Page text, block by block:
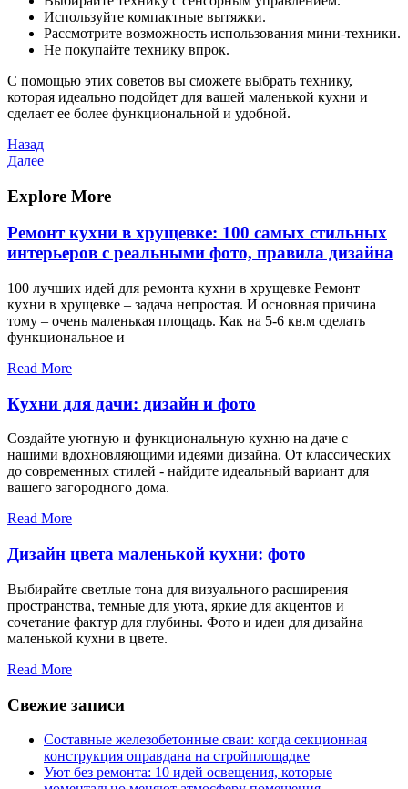
Используйте компактные вытяжки.
Рассмотрите возможность использования мини-техники.
Не покупайте технику впрок.
С помощью этих советов вы сможете выбрать технику,
которая идеально подойдет для вашей маленькой кухни и
сделает ее более функциональной и удобной.
Навигация
по
записям
Предыдущая
запись
Назад
Следующая
Далее
Explore More
Ремонт кухни в хрущевке: 100 самых стильных
интерьеров с реальными фото, правила дизайна
100 лучших идей для ремонта кухни в хрущевке Ремонт
кухни в хрущевке – задача непростая. И основная причина
тому – очень маленькая площадь. Как на 5-6 кв.м сделать
функциональное и
Read More
Кухни для дачи: дизайн и фото
Создайте уютную и функциональную кухню на даче с
нашими вдохновляющими идеями дизайна. От классических
до современных стилей - найдите идеальный вариант для
вашего загородного дома.
Read More
Дизайн цвета маленькой кухни: фото
Выбирайте светлые тона для визуального расширения
пространства, темные для уюта, яркие для акцентов и
сочетание фактур для глубины. Фото и идеи для дизайна
маленькой кухни в цвете.
Read More
Свежие записи
Составные железобетонные сваи: когда секционная
конструкция оправдана на стройплощадке
Уют без ремонта: 10 идей освещения, которые